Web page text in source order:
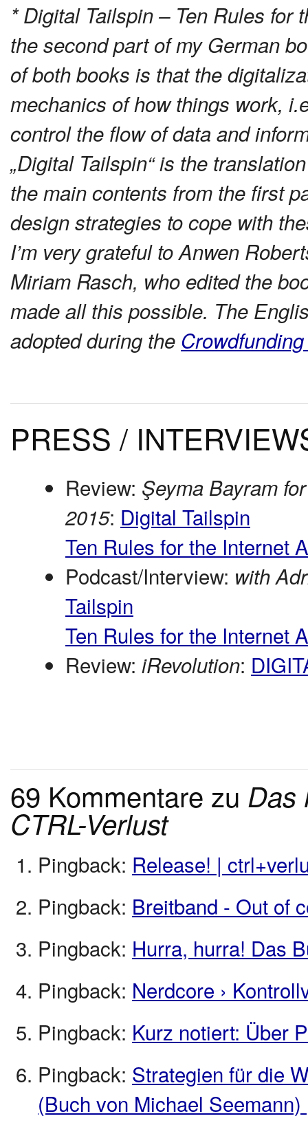
* Digital Tailspin – Ten Rules for
the second part of my German
of both books is that the
mechanics of how things work,
control the flow of data and
„Digital Tailspin“ is the
the main contents from the first
design strategies to cope with
I’m very grateful to Anwen
Miriam Rasch, who edited the
made all this possible. The
adopted during the
PRESS /
Review: Şeyma Bayram
2015: Digital Tailspin
Ten Rules for the Internet
Podcast/Interview: with
Tailspin
Ten Rules for the Internet
Review: iRevolution:
69 Kommentare zu Das
CTRL-Verlust
Pingback: Release! |
Pingback: Breitband - Out of
Pingback: Hurra, hurra! Das
Pingback: Nerdcore ›
Pingback: Kurz notiert: Über
Pingback: Strategien für die
(Buch von Michael